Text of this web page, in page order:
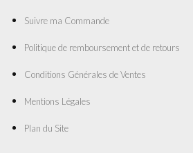
Suivre ma Commande
Politique de remboursement et de retours
Conditions Générales de Ventes
Mentions Légales
Plan du Site